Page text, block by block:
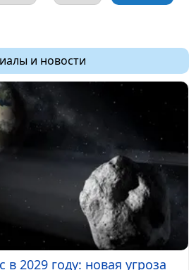
и новости
2029 году: новая угроза